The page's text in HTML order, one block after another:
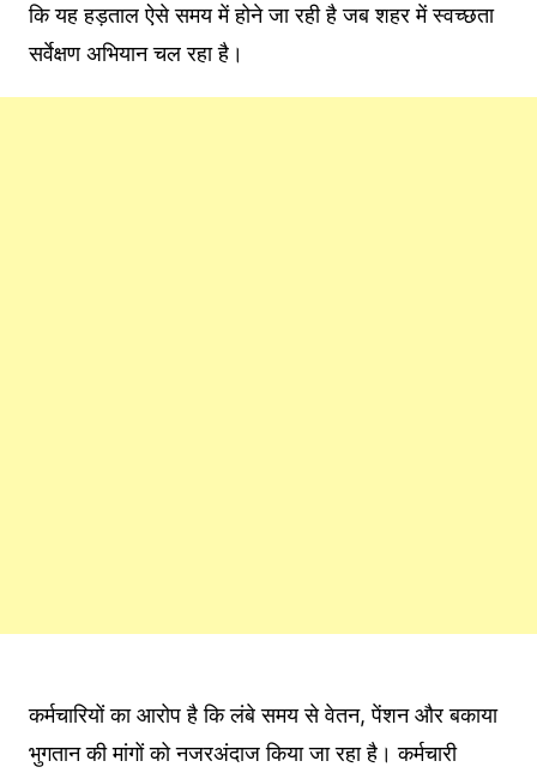
कि यह हड़ताल ऐसे समय में होने जा रही है जब शहर में स्वच्छता
सर्वेक्षण अभियान चल रहा है।
कर्मचारियों का आरोप है कि लंबे समय से वेतन, पेंशन और बकाया
भुगतान की मांगों को नजरअंदाज किया जा रहा है। कर्मचारी